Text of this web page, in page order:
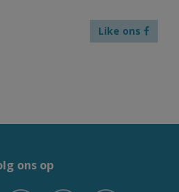
Like ons
ons op